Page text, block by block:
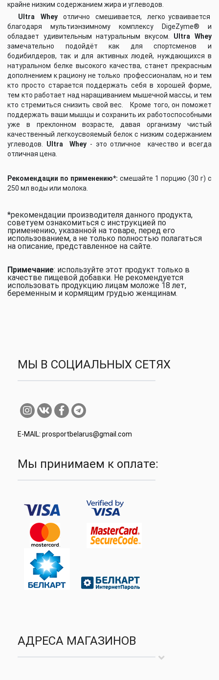
крайне низким содержанием жира и углеводов.
Ultra Wheyотлично смешивается, легко усваивается
благодаря мультиэнзимному комплексу DigeZyme® и
обладает удивительным натуральным вкусом. Ultra Whey
замечательно подойдёт как для спортсменов и
бодибилдеров, так и для активных людей, нуждающихся в
натуральном белке высокого качества, станет прекрасным
дополнением к рациону не только профессионалам, но и тем
кто просто старается поддержать себя в хорошей форме,
тем кто работает над наращиванием мышечной массы, и тем
кто стремиться снизить свой вес. Кроме того, он поможет
поддержать ваши мышцы и сохранить их работоспособными
уже в преклонном возрасте, давая организму чистый
качественный легкоусвояемый белок с низким содержанием
углеводов. Ultra Whey - это отличное качество и всегда
отличная цена.
Рекомендации по применению*: смешайте 1 порцию (30 г) с
250 мл воды или молока.
*рекомендации производителя данного продукта,
советуем ознакомиться с инструкцией по
применению, указанной на товаре, перед его
использованием, а не только полностью полагаться
на описание, представленное на сайте.
Примечание: используйте этот продукт только в
качестве пищевой добавки. Не рекомендуется
использовать продукцию лицам моложе 18 лет,
беременным и кормящим грудью женщинам.
АДРЕСА МАГАЗИНОВ
МЫ В СОЦИАЛЬНЫХ СЕТЯХ
E-MAIL: prosportbelarus@gmail.com
Мы принимаем к оплате: